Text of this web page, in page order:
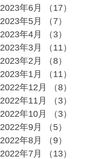
2023年6月
（17）
2023年5月
（7）
2023年4月
（3）
2023年3月
（11）
2023年2月
（8）
2023年1月
（11）
2022年12月
（8）
2022年11月
（3）
2022年10月
（3）
2022年9月
（5）
2022年8月
（9）
2022年7月
（13）